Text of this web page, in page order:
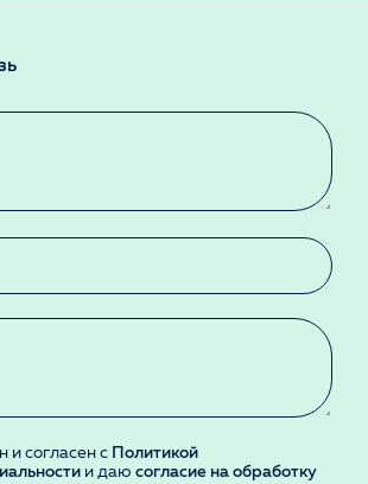
и согласен с Политикой
и даю согласие на обработку